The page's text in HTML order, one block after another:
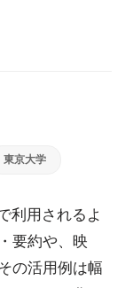
東京大学
利用されるよ
要約や、映
の活用例は幅